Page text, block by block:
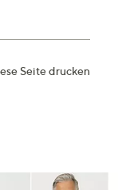
Seite drucken